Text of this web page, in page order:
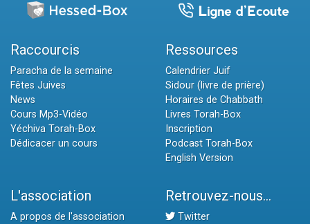
Raccourcis
Paracha de la semaine
Fêtes Juives
News
Cours Mp3-Vidéo
Yéchiva Torah-Box
Dédicacer un cours
Ressources
Calendrier Juif
Sidour (livre de prière)
Horaires de Chabbath
Livres Torah-Box
Inscription
Podcast Torah-Box
English Version
L'association
A propos de l'association
Retrouvez-nous...
Twitter